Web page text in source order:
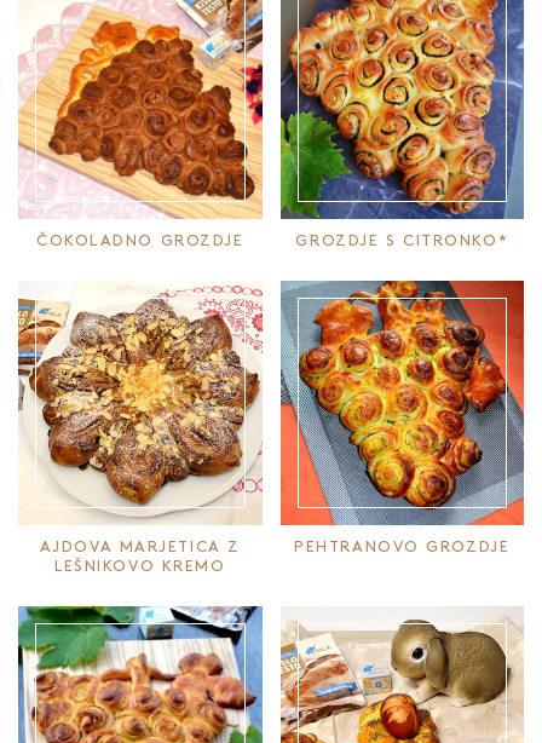
ČOKOLADNO GROZDJE GROZDJE S CITRONKO*
AJDOVA MARJETICA Z
LEŠNIKOVO KREMO
PEHTRANOVO GROZDJE